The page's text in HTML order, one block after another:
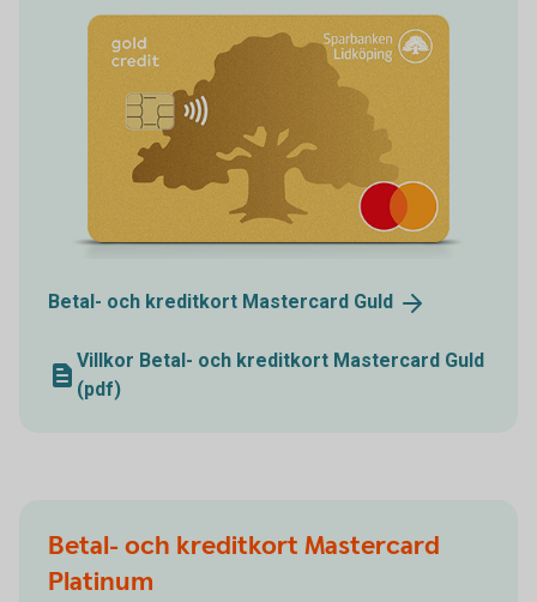
Betal- och kreditkort Mastercard Guld
Villkor Betal- och kreditkort Mastercard Guld
(pdf)
Betal- och kreditkort Mastercard
Platinum